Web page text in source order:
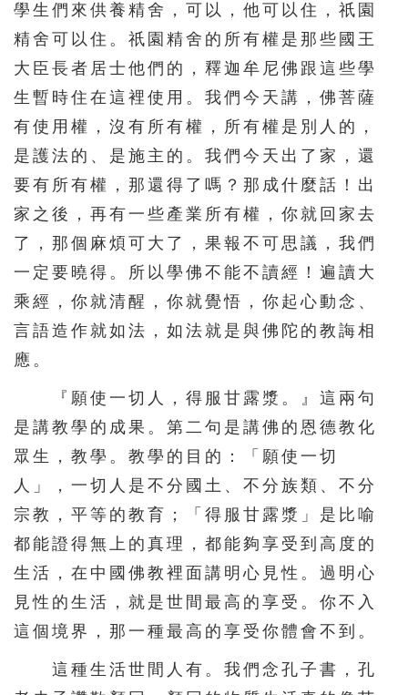
學生們來供養精舍，可以，他可以住，祇園
精舍可以住。祇園精舍的所有權是那些國王
大臣長者居士他們的，釋迦牟尼佛跟這些學
生暫時住在這裡使用。我們今天講，佛菩薩
有使用權，沒有所有權，所有權是別人的，
是護法的、是施主的。我們今天出了家，還
要有所有權，那還得了嗎？那成什麼話！出
家之後，再有一些產業所有權，你就回家去
了，那個麻煩可大了，果報不可思議，我們
一定要曉得。所以學佛不能不讀經！遍讀大
乘經，你就清醒，你就覺悟，你起心動念、
言語造作就如法，如法就是與佛陀的教誨相
應。
『願使一切人，得服甘露漿。』這兩句
是講教學的成果。第二句是講佛的恩德教化
眾生，教學。教學的目的：「願使一切
人」，一切人是不分國土、不分族類、不分
宗教，平等的教育；「得服甘露漿」是比喻
都能證得無上的真理，都能夠享受到高度的
生活，在中國佛教裡面講明心見性。過明心
見性的生活，就是世間最高的享受。你不入
這個境界，那一種最高的享受你體會不到。
這種生活世間人有。我們念孔子書，孔